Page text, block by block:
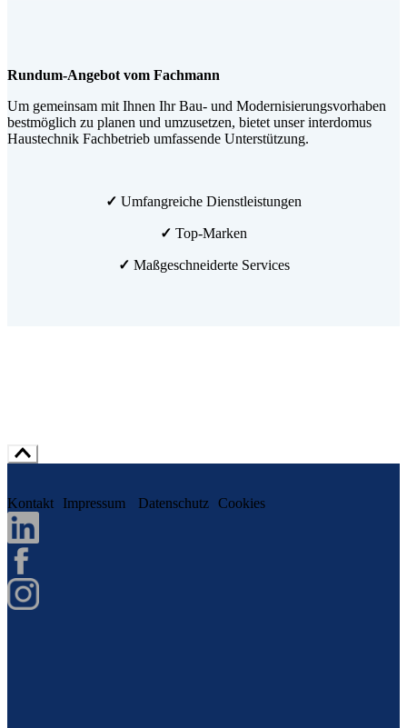
Rundum-Angebot vom Fachmann
Um gemeinsam mit Ihnen Ihr Bau- und Modernisierungsvorhaben
bestmöglich zu planen und umzusetzen, bietet unser interdomus
Haustechnik Fachbetrieb umfassende Unterstützung.
✓ Umfangreiche Dienstleistungen
✓ Top-Marken
✓ Maßgeschneiderte Services
Kontakt Impressum Datenschutz Cookies